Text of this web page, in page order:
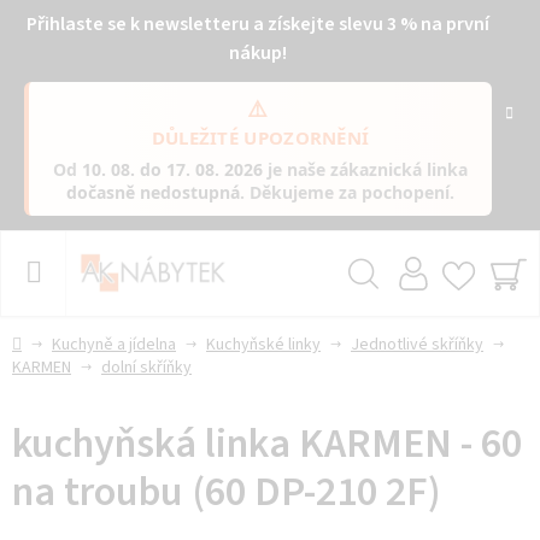
Přihlaste se k newsletteru a získejte slevu 3 % na první
nákup!
⚠️
DŮLEŽITÉ UPOZORNĚNÍ
Od 10. 08. do 17. 08. 2026 je naše zákaznická linka
dočasně nedostupná. Děkujeme za pochopení.
DomůKuchyně a jídelna Kuchyňské linky
Jednotlivé skříňky
KARMEN
dolní skříňky
kuchyňská linka KARMEN - 60
na troubu (60 DP-210 2F)